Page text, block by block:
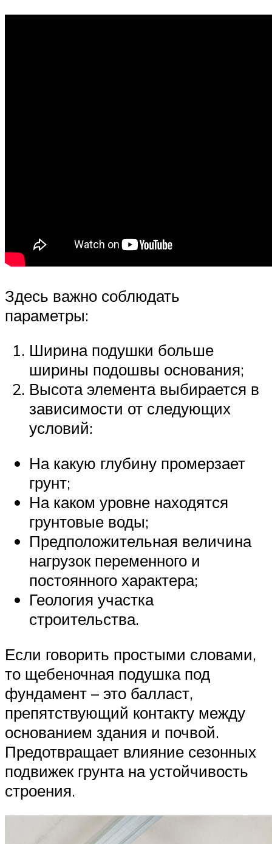
Здесь важно соблюдать
параметры:
Ширина подушки больше
ширины подошвы основания;
Высота элемента выбирается в
зависимости от следующих
условий:
На какую глубину промерзает
грунт;
На каком уровне находятся
грунтовые воды;
Предположительная величина
нагрузок переменного и
постоянного характера;
Геология участка
строительства.
Если говорить простыми словами,
то щебеночная подушка под
фундамент – это балласт,
препятствующий контакту между
основанием здания и почвой.
Предотвращает влияние сезонных
подвижек грунта на устойчивость
строения.